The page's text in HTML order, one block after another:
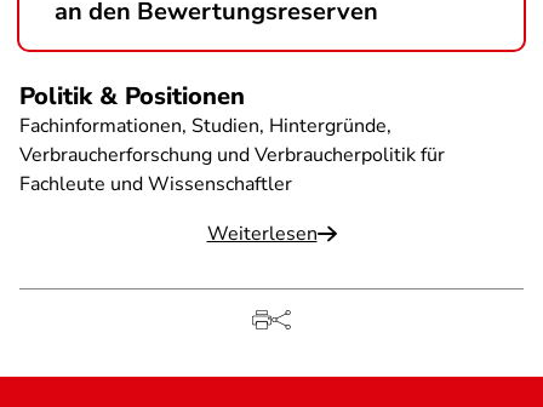
an den Bewertungsreserven
Politik & Positionen
Fachinformationen, Studien, Hintergründe,
Verbraucherforschung und Verbraucherpolitik für
Fachleute und Wissenschaftler
Weiterlesen